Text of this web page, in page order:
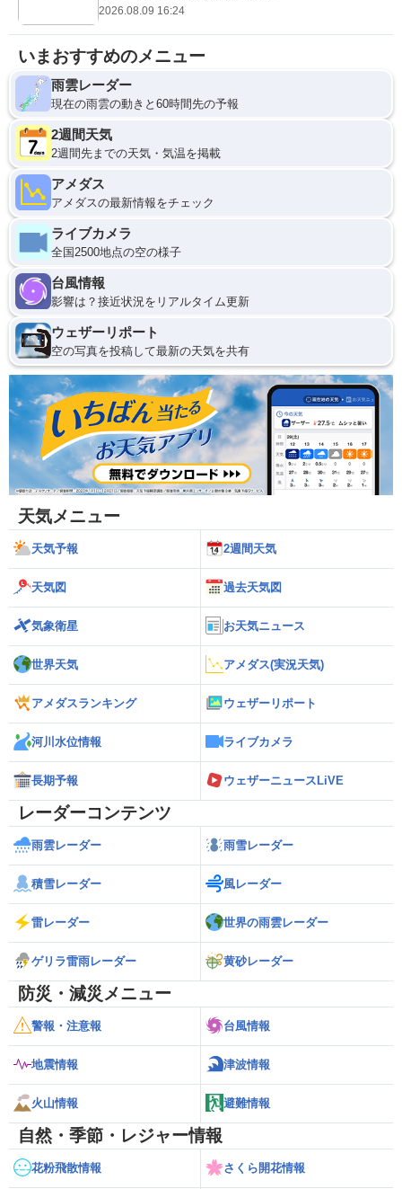
2026.08.09 16:24
いまおすすめのメニュー
雨雲レーダー
現在の雨雲の動きと60時間先の予報
2週間天気
2週間先までの天気・気温を掲載
アメダス
アメダスの最新情報をチェック
ライブカメラ
全国2500地点の空の様子
台風情報
影響は？接近状況をリアルタイム更新
ウェザーリポート
空の写真を投稿して最新の天気を共有
天気メニュー
天気予報 2週間天気
天気図 過去天気図
気象衛星 お天気ニュース
世界天気 アメダス(実況天気)
アメダスランキング ウェザーリポート
河川水位情報 ライブカメラ
長期予報 ウェザーニュースLiVE
レーダーコンテンツ
雨雲レーダー 雨雪レーダー
積雪レーダー 風レーダー
雷レーダー 世界の雨雲レーダー
ゲリラ雷雨レーダー 黄砂レーダー
防災・減災メニュー
警報・注意報 台風情報
地震情報 津波情報
火山情報 避難情報
自然・季節・レジャー情報
花粉飛散情報 さくら開花情報